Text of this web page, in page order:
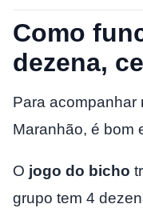
Como
dezena,
Para acompanhar
Maranhão, é bom
O jogo do bicho
grupo tem 4